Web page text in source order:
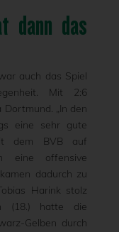
dann das
auch das Spiel
Mit 2:6
„In den
eine sehr gute
dem BVB auf
eine offensive
dadurch zu
Harink stolz
(18.) hatte die
Gelben durch